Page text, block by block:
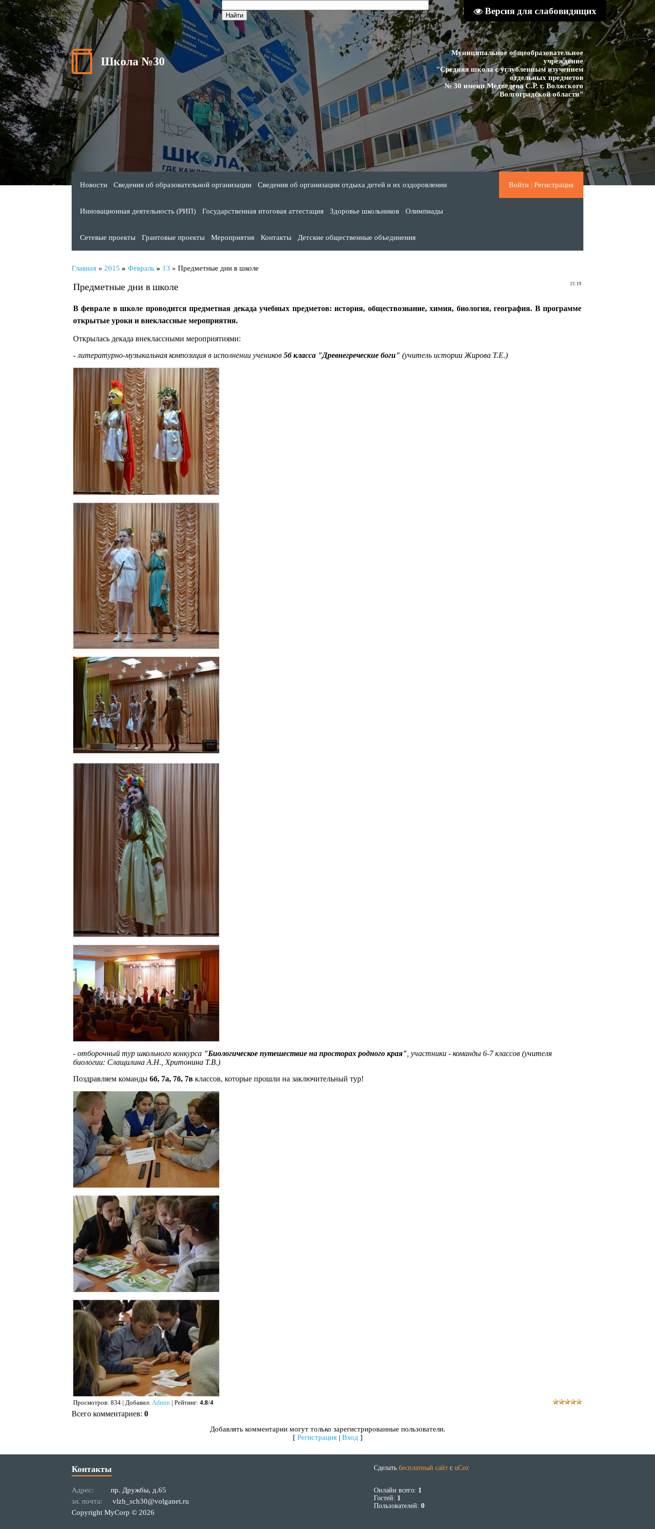
Версия для слабовидящих
Школа №30
Муниципальное общеобразовательное
учреждение
"Средняя школа с углубленным изучением
отдельных предметов
№ 30 имени Медведева С.Р. г. Волжского
Волгоградской области"
Войти | Регистрация
Новости Сведения об образовательной организации Сведения об организации отдыха детей и их оздоровлении
Инновационная деятельность (РИП) Государственная итоговая аттестация Здоровье школьников Олимпиады
Сетевые проекты Грантовые проекты Мероприятия Контакты Детские общественные объединения
Главная » 2015 » Февраль » 13 » Предметные дни в школе
21:19
Предметные дни в школе
В феврале в школе проводится предметная декада учебных предметов: история, обществознание, химия, биология, география. В программе
открытые уроки и внеклассные мероприятия.
Открылась декада внеклассными мероприятиями:
- литературно-музыкальная композиция в исполнении учеников 5б класса "Древнегреческие боги" (учитель истории Жирова Т.Е.)
- отборочный тур школьного конкурса "Биологическое путешествие на просторах родного края" , участники - команды 6-7 классов (учителя
биологии: Слащилина А.Н., Хритонина Т.В.)
Поздравляем команды 6б, 7а, 7б, 7в классов, которые прошли на заключительный тур!
Просмотров: 834 | Добавил: Admin | Рейтинг: 4.8/4
Всего комментариев: 0
Добавлять комментарии могут только зарегистрированные пользователи.
[ Регистрация| Вход ]
Контакты
Адрес:
пр. Дружбы, д.65
эл. почта:
vlzh_sch30@volganet.ru
Copyright MyCorp © 2026
Сделать бесплатный сайт с uCoz
Онлайн всего: 1
Гостей: 1
Пользователей: 0